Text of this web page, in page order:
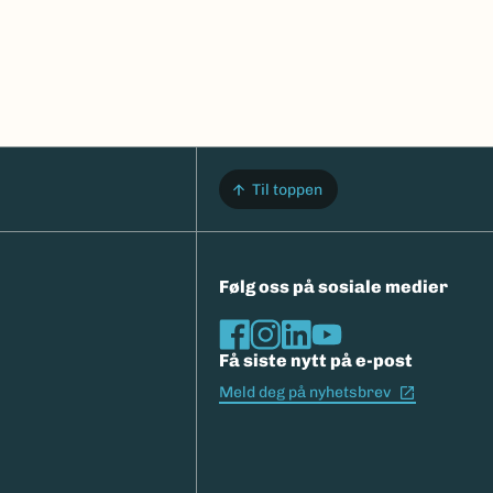
Til toppen
Følg oss på sosiale medier
Få siste nytt på e-post
Meld deg på nyhetsbrev